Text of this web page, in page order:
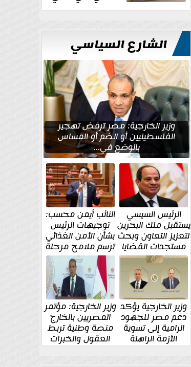
أدب مصر الجديدة
الشارع السياسي
وزير الخارجية: مصر ترفض تهجير
الفلسطينيين أو الضم أو المساس
بالوضع في...
الرئيس السيسي
يستقبل ملك البحرين
لتعزيز التعاون وبحث
مستجدات القضايا
الإقليمية والدولية
النائب أيمن محسب:
توجيهات الرئيس
بشأن الأمن الغذائي
ترسم ملامح مرحلة
جديدة
وزير الخارجية يؤكد
دعم مصر للجهود
الرامية إلى تسوية
الأزمة الراهنة
وزير الخارجية: مؤتمر
المصريين بالخارج
منصة وطنية تربط
العقول والخبرات
المصرية بالدولة